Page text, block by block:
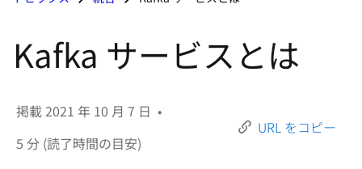
Kafka サービスとは
掲載2021 年 10 月 7 日 •
5 分 (読了時間の目安)
URL をコピー